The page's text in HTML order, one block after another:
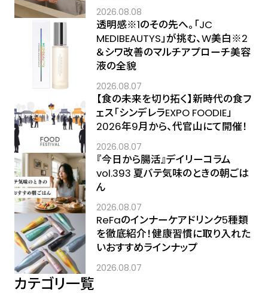
2026.08.08
透明感※1のその先へ――。「JC
MEDIBEAUTYS」が挑む、W美白※2
＆シワ改善のマルチアプローチ美容
液の全貌
2026.08.07
【食の未来を切り拓く】新時代の食フ
ェス「シンデレラEXPO FOODIE」
2026年9月から、代官山にて開催！
2026.08.07
『今日から腸活』デイリーコラム
vol.393 夏バテ気味のときの朝ごは
ん
2026.08.07
ReFaのインナーケアドリンク5種類
を徹底紹介！健康習慣に取り入れた
いおすすめラインナップ
2026.08.07
カテゴリ一覧